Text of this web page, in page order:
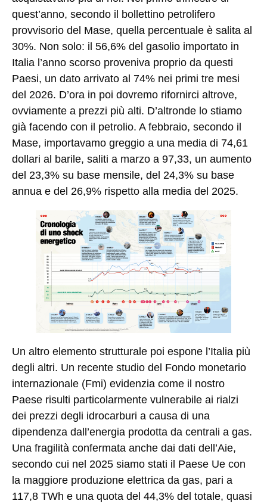
quest’anno, secondo il bollettino petrolifero
provvisorio del Mase, quella percentuale è salita al
30%. Non solo: il 56,6% del gasolio importato in
Italia l’anno scorso proveniva proprio da questi
Paesi, un dato arrivato al 74% nei primi tre mesi
del 2026. D’ora in poi dovremo rifornirci altrove,
ovviamente a prezzi più alti. D’altronde lo stiamo
già facendo con il petrolio. A febbraio, secondo il
Mase, importavamo greggio a una media di 74,61
dollari al barile, saliti a marzo a 97,33, un aumento
del 23,3% su base mensile, del 24,3% su base
annua e del 26,9% rispetto alla media del 2025.
Un altro elemento strutturale poi espone l’Italia più
degli altri. Un recente studio del Fondo monetario
internazionale (Fmi) evidenzia come il nostro
Paese risulti particolarmente vulnerabile ai rialzi
dei prezzi degli idrocarburi a causa di una
dipendenza dall’energia prodotta da centrali a gas.
Una fragilità confermata anche dai dati dell’Aie,
secondo cui nel 2025 siamo stati il Paese Ue con
la maggiore produzione elettrica da gas, pari a
117,8 TWh e una quota del 44,3% del totale, quasi